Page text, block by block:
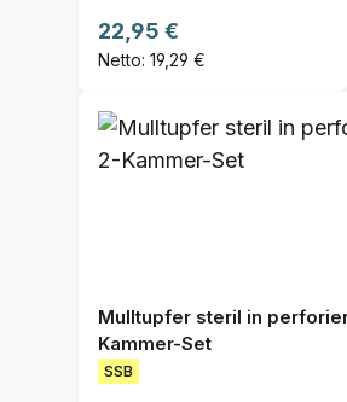
Regulärer Preis:
22,95 €
Netto: 19,29 €
Mulltupfer steril in
Kammer-Set
SSB